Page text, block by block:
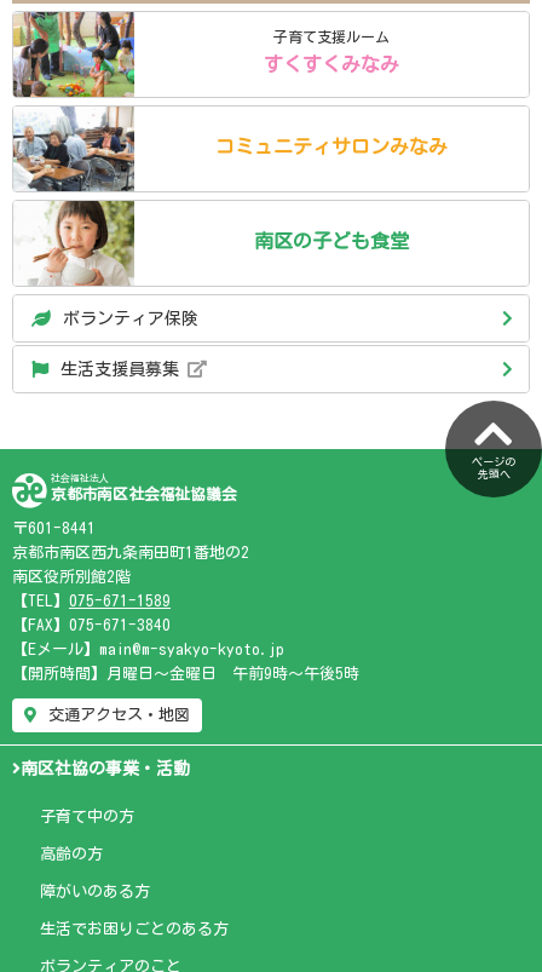
子育て支援ルーム
すくすくみなみ
コミュニティ サロンみなみ
南区の子ども食堂
ボランティア保険
生活支援員募集
ページの
先頭へ
社会福祉法人
京都市南区社会福祉協議会
〒601-8441
京都市南区西九条南田町1番地の2
南区役所別館2階
【TEL】 075-671-1589
【FAX】075-671-3840
【Eメール】main@m-syakyo-kyoto.jp
【開所時間】月曜日～金曜日 午前9時～午後5時
交通アクセス・地図
南区社協の事業・活動
子育て中の方
高齢の方
障がいのある方
生活でお困りごとのある方
ボランティアのこと